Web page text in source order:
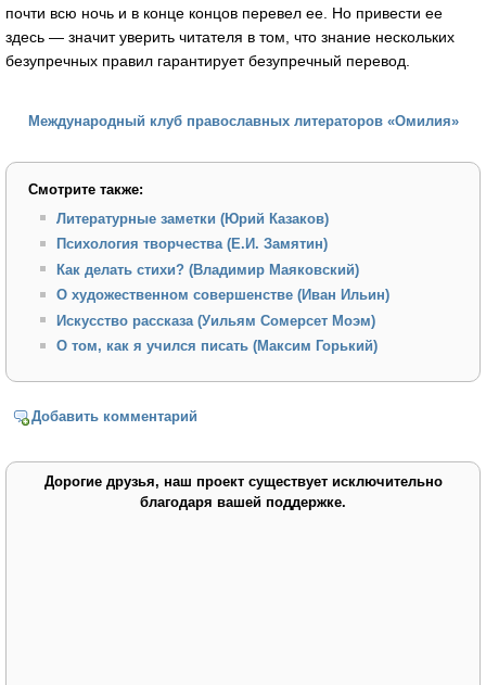
почти всю ночь и в конце концов перевел ее. Но привести ее
здесь — значит уверить читателя в том, что знание нескольких
безупречных правил гарантирует безупречный перевод.
Международный клуб православных литераторов «Омилия»
Смотрите также:
Литературные заметки (Юрий Казаков)
Психология творчества (Е.И. Замятин)
Как делать стихи? (Владимир Маяковский)
О художественном совершенстве (Иван Ильин)
Искусство рассказа (Уильям Сомерсет Моэм)
О том, как я учился писать (Максим Горький)
Добавить комментарий
Дорогие друзья, наш проект существует исключительно
благодаря вашей поддержке.